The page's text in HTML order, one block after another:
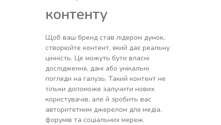
контенту
Щоб ваш бренд став лідером думок,
створюйте контент, який дає реальну
цінність. Це можуть бути власні
дослідження, дані або унікальні
погляди на галузь. Такий контент не
тільки допоможе залучити нових
користувачів, але й зробить вас
авторитетним джерелом для медіа,
форумів та соціальних мереж.